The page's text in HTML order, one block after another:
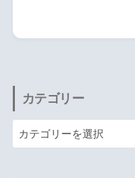
カテゴリー